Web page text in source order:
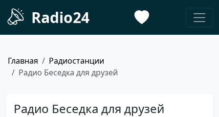
Radio24
Главная
Радиостанции
Радио Беседка для друзей
Радио Беседка для друзей